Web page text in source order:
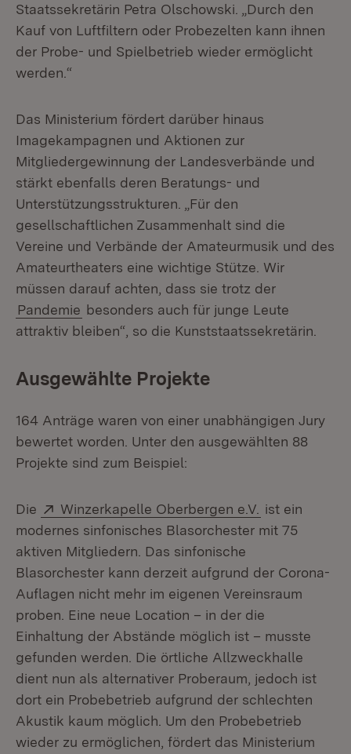
Staatssekretärin Petra Olschowski. „Durch den
Kauf von Luftfiltern oder Probezelten kann ihnen
der Probe- und Spielbetrieb wieder ermöglicht
werden.“
Das Ministerium fördert darüber hinaus
Imagekampagnen und Aktionen zur
Mitgliedergewinnung der Landesverbände und
stärkt ebenfalls deren Beratungs- und
Unterstützungsstrukturen. „Für den
gesellschaftlichen Zusammenhalt sind die
Vereine und Verbände der Amateurmusik und des
Amateurtheaters eine wichtige Stütze. Wir
müssen darauf achten, dass sie trotz der
Pandemie besonders auch für junge Leute
attraktiv bleiben“, so die Kunststaatssekretärin.
Ausgewählte Projekte
164 Anträge waren von einer unabhängigen Jury
bewertet worden. Unter den ausgewählten 88
Projekte sind zum Beispiel:
Die Extern:
Winzerkapelle Oberbergen e.V. (Öffnet in
ist ein
modernes sinfonisches Blasorchester mit 75
aktiven Mitgliedern. Das sinfonische
Blasorchester kann derzeit aufgrund der Corona-
Auflagen nicht mehr im eigenen Vereinsraum
proben. Eine neue Location – in der die
Einhaltung der Abstände möglich ist – musste
gefunden werden. Die örtliche Allzweckhalle
dient nun als alternativer Proberaum, jedoch ist
dort ein Probebetrieb aufgrund der schlechten
Akustik kaum möglich. Um den Probebetrieb
wieder zu ermöglichen, fördert das Ministerium